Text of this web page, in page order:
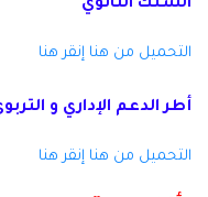
السلك الثانوي
التحميل من هنا إنقر هنا
أطر الدعم الإداري و
التحميل من هنا إنقر هنا